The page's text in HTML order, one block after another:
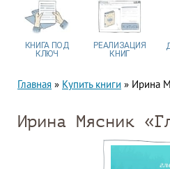
КНИГА ПОД
КЛЮЧ
РЕАЛИЗАЦИЯ
КНИГ
Главная » Купить книги » Ирина
Ирина Мясник